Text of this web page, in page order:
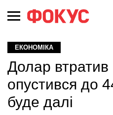
ЕКОНОМІКА
Долар втратив
опустився до
буде далі